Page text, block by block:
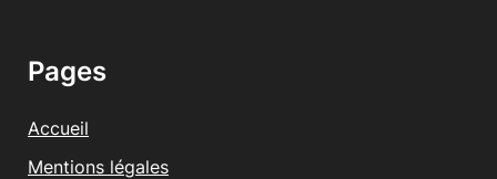
Pages
Accueil
Mentions légales